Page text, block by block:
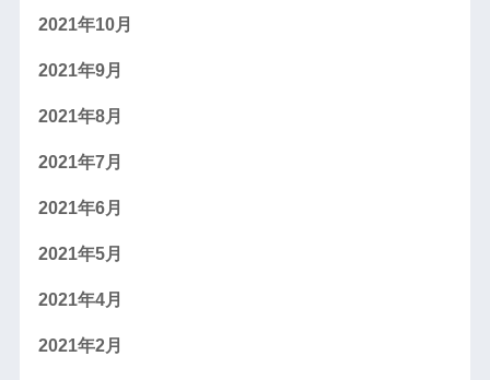
2021年10月
2021年9月
2021年8月
2021年7月
2021年6月
2021年5月
2021年4月
2021年2月